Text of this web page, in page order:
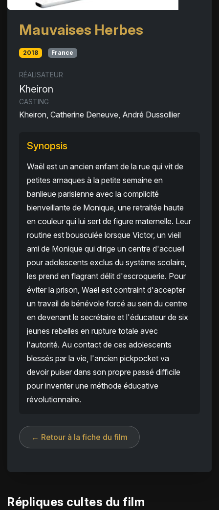
Mauvaises Herbes
2018 France
RÉALISATEUR
Kheiron
CASTING
Kheiron, Catherine Deneuve, André Dussollier
Synopsis
Waël est un ancien enfant de la rue qui vit de
petites arnaques à la petite semaine en
banlieue parisienne avec la complicité
bienveillante de Monique, une retraitée haute
en couleur qui lui sert de figure maternelle. Leur
routine est bousculée lorsque Victor, un vieil
ami de Monique qui dirige un centre d'accueil
pour adolescents exclus du système scolaire,
les prend en flagrant délit d'escroquerie. Pour
éviter la prison, Waël est contraint d'accepter
un travail de bénévole forcé au sein du centre
en devenant le secrétaire et l'éducateur de six
jeunes rebelles en rupture totale avec
l'autorité. Au contact de ces adolescents
blessés par la vie, l'ancien pickpocket va
devoir puiser dans son propre passé difficile
pour inventer une méthode éducative
révolutionnaire.
← Retour à la fiche du film
Répliques cultes du film